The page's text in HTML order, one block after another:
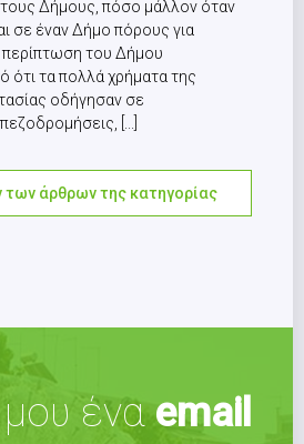
Δήμους, πόσο μάλλον όταν
σε έναν Δήμο πόρους για
του Δήμου
ότι τα πολλά χρήματα της
οδήγησαν σε
[...]
άρθρων της κατηγορίας
μου έναemail